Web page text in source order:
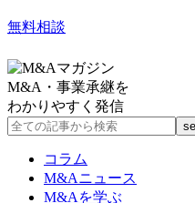
無料相談
M&A・事業承継を
わかりやすく発信
コラム
M&Aニュース
M&Aを学ぶ